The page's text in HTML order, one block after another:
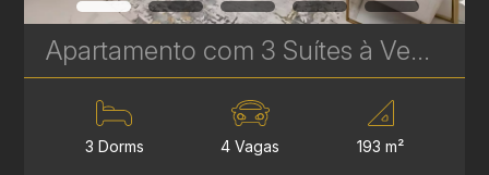
Apartamento com 3 Suítes à Venda no LandHaus Plaenge – 193 m² no Ecoville | Ref. 615
3 Dorms 4 Vagas 193 m²